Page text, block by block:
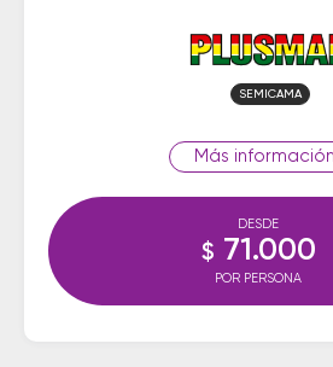
SEMICAMA
información
DESDE
$ 71.000
POR PERSONA